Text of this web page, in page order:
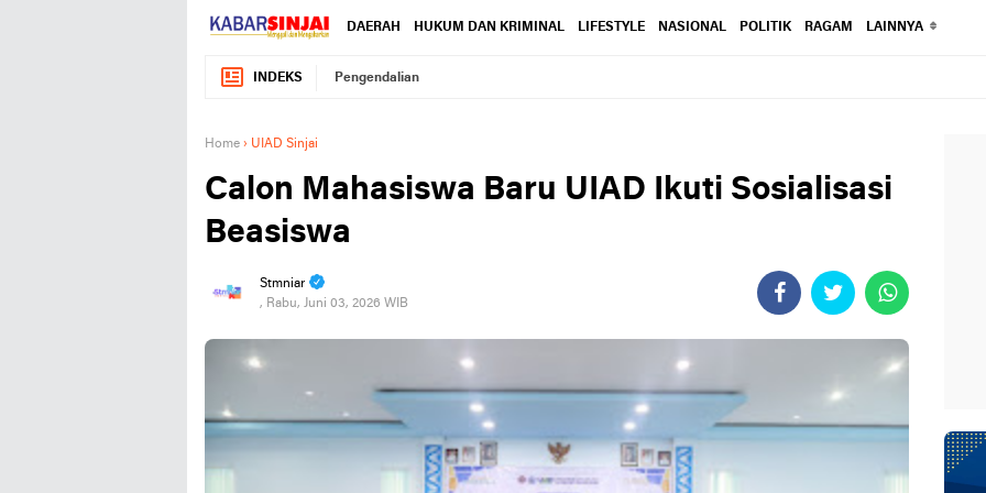
DAERAH HUKUM DAN KRIMINAL LIFESTYLE NASIONAL POLITIK RAGAM LAINNYA
INDEKS Pengendalian
Home › UIAD Sinjai
Calon Mahasiswa Baru UIAD Ikuti Sosialisasi
Beasiswa
Stmniar
, Rabu, Juni 03, 2026 WIB